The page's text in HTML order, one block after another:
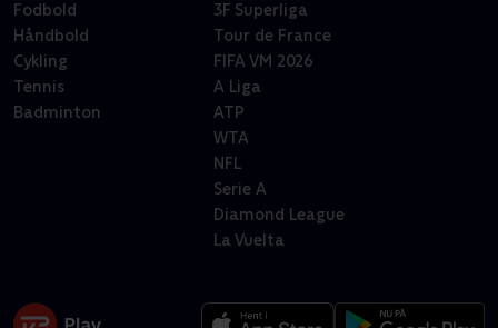
Fodbold
Håndbold
Cykling
Tennis
Badminton
3F Superliga
Tour de France
FIFA VM 2026
A Liga
ATP
WTA
NFL
Serie A
Diamond League
La Vuelta